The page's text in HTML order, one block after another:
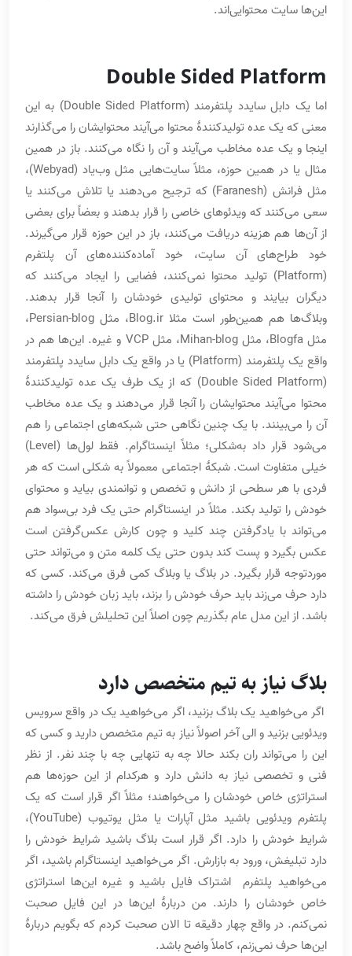
این‌ها سایت محتوایی‌اند.
Double Sided Platform
اما یک دابل سایدد پلتفرمند (Double Sided Platform) به این
معنی که یک عده تولیدکنندۀ محتوا می‌آیند محتوایشان را می‌گذارند
اینجا و یک عده مخاطب می‌آیند و آن را نگاه می‌کنند. باز در همین
مثال یا در همین حوزه، مثلاً سایت‌هایی مثل وب‌یاد (Webyad)،
مثل فرانش (Faranesh) که ترجیح می‌دهند یا تلاش می‌کنند یا
سعی می‌کنند که ویدئوهای خاصی را قرار بدهند و بعضاً برای بعضی
از آن‌ها هم هزینه دریافت می‌کنند، باز در این حوزه قرار می‌گیرند.
خود طراح‌های آن سایت، خود آماده‌کننده‌های آن پلتفرم
(Platform) تولید محتوا نمی‌کنند، فضایی را ایجاد می‌کنند که
دیگران بیایند و محتوای تولیدی خودشان را آنجا قرار بدهند.
وبلاگ‌ها هم همین‌طور است مثلا Blog.ir، مثل Persian-blog،
مثل Blogfa، مثل Mihan-blog، مثل VCP و غیره. این‌ها هم در
واقع یک پلتفرمند (Platform) یا در واقع یک دابل سایدد پلتفرمند
(Double Sided Platform) که از یک طرف یک عده تولیدکنندۀ
محتوا می‌آیند محتوایشان را آنجا قرار می‌دهند و یک عده مخاطب
آن را می‌بینند. با یک چنین نگاهی حتی شبکه‌های اجتماعی را هم
می‌شود قرار داد به‌شکلی؛ مثلاً اینستاگرام. فقط لول‌ها (Level)‌
خیلی متفاوت است. شبکۀ اجتماعی معمولاً به شکلی است که هر
فردی با هر سطحی از دانش و تخصص و توانمندی بیاید و محتوای
خودش را تولید بکند. مثلاً در اینستاگرام حتی یک فرد بی‌سواد هم
می‌تواند با یادگرفتن چند کلید و چون کارش عکس‌گرفتن است
عکس بگیرد و پست کند بدون حتی یک کلمه متن و می‌تواند حتی
موردتوجه قرار بگیرد. در بلاگ یا وبلاگ کمی فرق می‌کند. کسی که
دارد حرف می‌زند باید حرف خودش را بزند، باید زبان خودش را داشته
باشد. از این مدل عام بگذریم چون اصلاً این تحلیلش فرق می‌کند.
بلاگ نیاز به تیم متخصص دارد
اگر می‌خواهید یک بلاگ بزنید، اگر می‌خواهید یک در واقع سرویس
ویدئویی بزنید و الی آخر اصولاً نیاز به تیم متخصص دارید و کسی که
این را می‌تواند ران بکند حالا چه به تنهایی چه با چند نفر. از نظر
فنی و تخصصی نیاز به دانش دارد و هرکدام از این حوزه‌ها هم
استراتژی خاص خودشان را می‌خواهند؛ مثلاً اگر قرار است که یک
پلتفرم ویدئویی باشید مثل آپارات یا مثل یوتیوب (YouTube)،
شرایط خودش را دارد. اگر قرار است بلاگ باشید شرایط خودش را
دارد تبلیغش، ورود به بازارش. اگر می‌خواهید اینستاگرام باشید، اگر
می‌خواهید پلتفرم اشتراک فایل باشید و غیره این‌ها استراتژی
خاص خودشان را دارند. من دربارۀ این‌ها در این فایل صحبت
نمی‌کنم. در واقع چهار دقیقه تا الان صحبت کردم که بگویم دربارۀ
این‌ها حرف نمی‌زنم، کاملاً واضح باشد.